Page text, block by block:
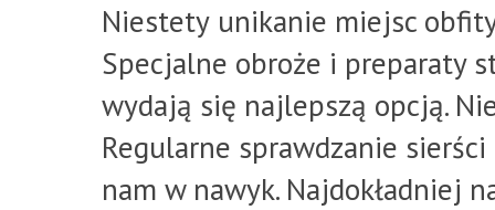
Niestety unikanie miejsc
Specjalne obroże i preparaty
wydają się najlepszą opcją.
Regularne sprawdzanie
nam w nawyk. Najdokładniej